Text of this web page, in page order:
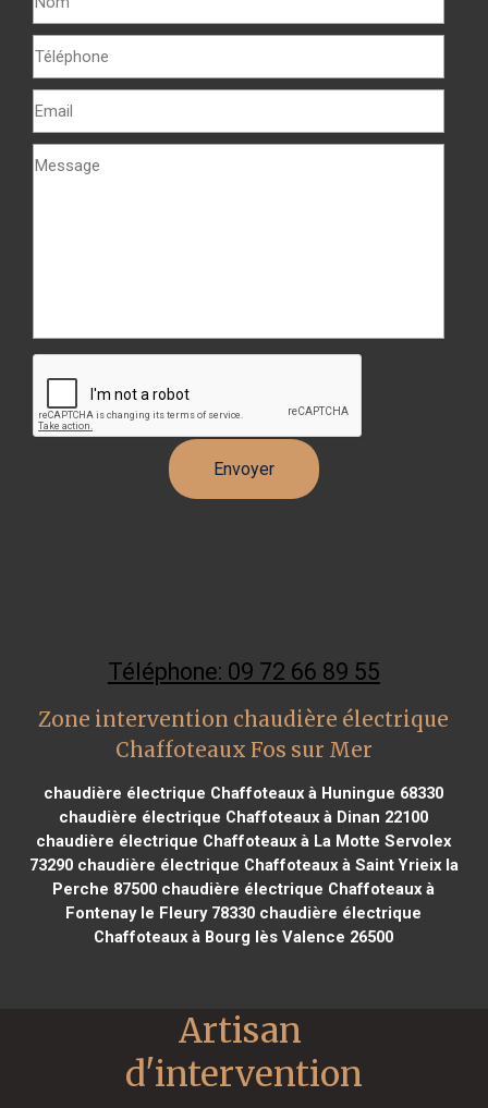
Téléphone: 09 72 66 89 55
Zone intervention chaudière électrique
Chaffoteaux Fos sur Mer
chaudière électrique Chaffoteaux à Huningue 68330
chaudière électrique Chaffoteaux à Dinan 22100
chaudière électrique Chaffoteaux à La Motte Servolex
73290chaudière électrique Chaffoteaux à Saint Yrieix la
Perche 87500 chaudière électrique Chaffoteaux à
Fontenay le Fleury 78330 chaudière électrique
Chaffoteaux à Bourg lès Valence 26500
Artisan
d'intervention